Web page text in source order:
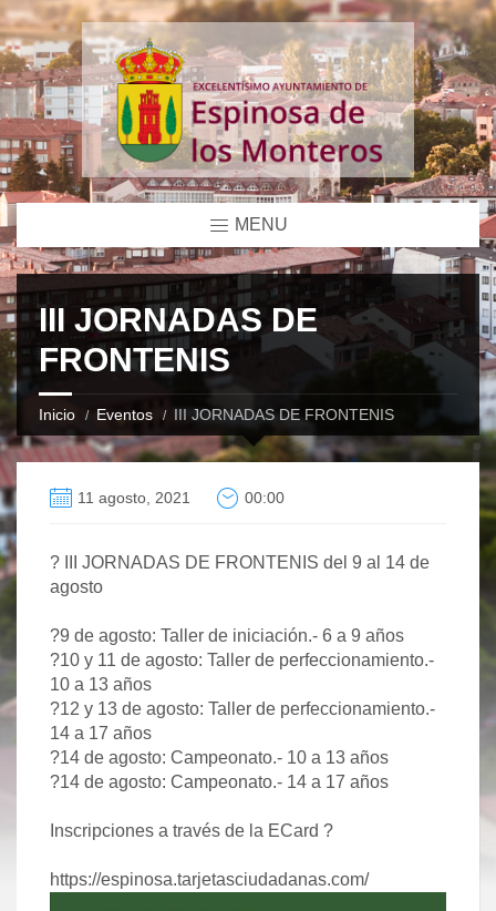
MENU
III JORNADAS DE
FRONTENIS
Inicio Eventos III JORNADAS DE FRONTENIS
11 agosto, 2021 00:00
? III JORNADAS DE FRONTENIS del 9 al 14 de
agosto
?9 de agosto: Taller de iniciación.- 6 a 9 años
?10 y 11 de agosto: Taller de perfeccionamiento.-
10 a 13 años
?12 y 13 de agosto: Taller de perfeccionamiento.-
14 a 17 años
?14 de agosto: Campeonato.- 10 a 13 años
?14 de agosto: Campeonato.- 14 a 17 años
Inscripciones a través de la ECard ?
https://espinosa.tarjetasciudadanas.com/